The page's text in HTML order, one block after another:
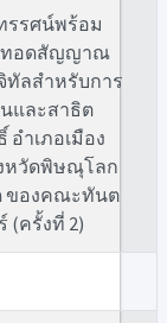
รรศน์พร้อม
ทอดสัญญาณ
ทัลสำหรับการ
และสาธิต
อำเภอเมือง
หวัดพิษณุโลก
ของคณะทันต
(ครั้งที่ 2)